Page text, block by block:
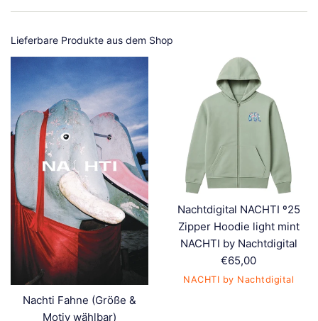
Lieferbare Produkte aus dem Shop
Nachti Fahne (Größe &
Motiv wählbar)
Nachtdigital NACHTI º25
Zipper Hoodie light mint
NACHTI by Nachtdigital
Normaler
Preis
€65,00
NACHTI by Nachtdigital